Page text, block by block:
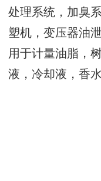
处理系统，加臭
塑机，变压器油
用于计量油脂，
液，冷却液，香